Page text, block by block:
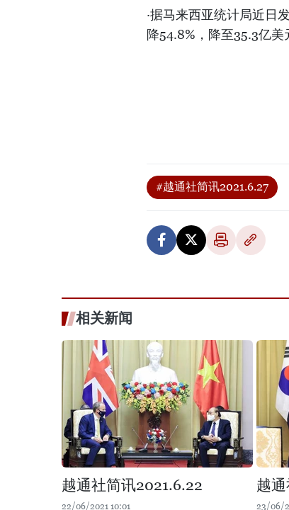
·据马来西亚统计局近日
降54.8%，降至35.3亿美
#越通社简讯2021.6.27
相关新闻
越通社简讯2021.6.22
22/06/2021 10:01
越
23/06/